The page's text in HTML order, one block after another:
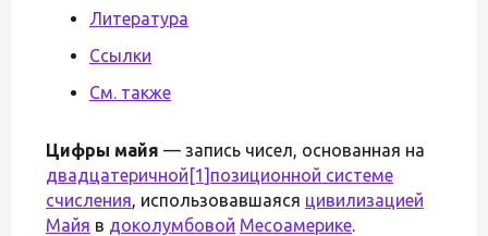
Литература
Ссылки
См. также
Цифры майя — запись чисел, основанная на
двадцатеричной [1] позиционной системе
счисления, использовавшаяся цивилизацией
Майя в доколумбовой Месоамерике.